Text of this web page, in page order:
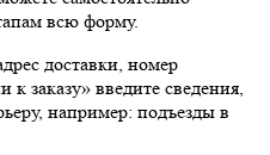
всю форму.
доставки, номер
заказу» введите сведения,
например: подъезды в